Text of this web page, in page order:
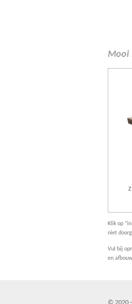
Mooi
Klik op
niet
Vul bij
en